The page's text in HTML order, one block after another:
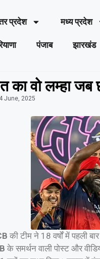
प्रदेश मध्य प्रदेश
पंजाब झारखंड
का वो लम्हा
4 June, 2025
की टीम ने 18 वर्षों में पहली बार
के समर्थन वाली पोस्ट और